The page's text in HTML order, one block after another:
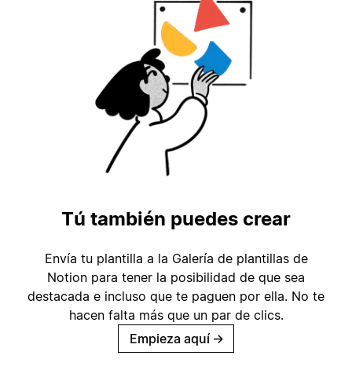
Tú también puedes crear
Envía tu plantilla a la Galería de plantillas de
Notion para tener la posibilidad de que sea
destacada e incluso que te paguen por ella. No te
hacen falta más que un par de clics.
Empieza aquí →